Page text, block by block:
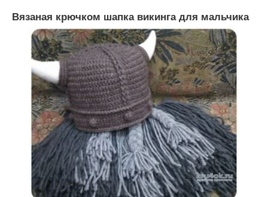
Вязаная крючком шапка викинга для мальчика